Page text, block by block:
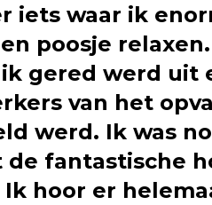
iets waar ik
poosje relaxen.
gered werd uit
van het
werd. Ik was
fantastische
Ik hoor er